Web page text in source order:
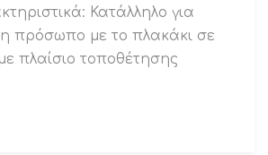
Κατάλληλο για
πρόσωπο με το πλακάκι σε
πλαίσιο τοποθέτησης